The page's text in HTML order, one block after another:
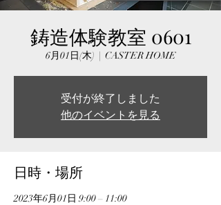
鋳造体験教室 0601
6月01日(木)
  |
CASTER HOME
受付が終了しました
他のイベントを見る
日時・場所
2023年6月01日 9:00 – 11:00